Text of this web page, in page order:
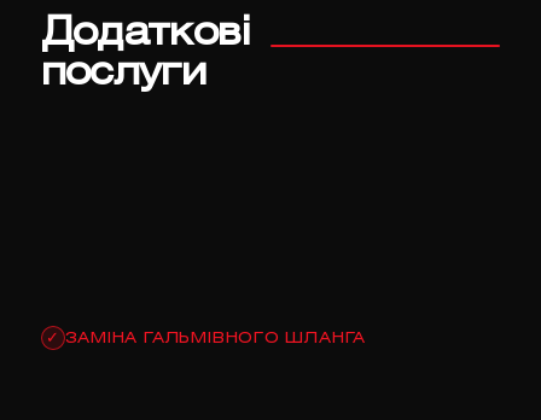
Додаткові
послуги
✓ ЗАМІНА ГАЛЬМІВНОГО ШЛАНГА